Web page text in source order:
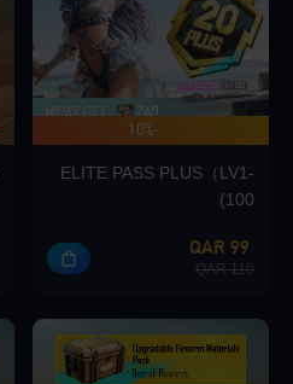
-10%
ELITE PASS PLUS（LV1-
100)
99 QAR
110 QAR